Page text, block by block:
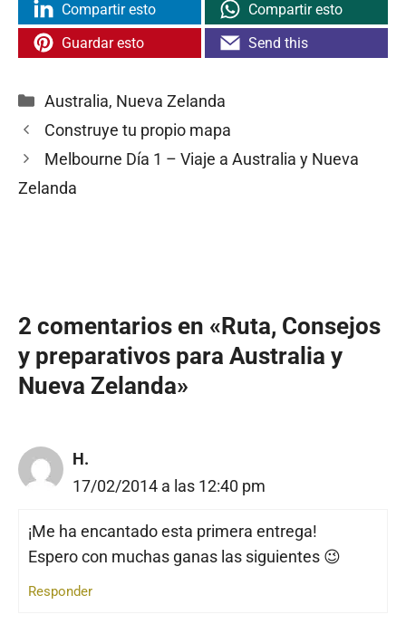
Compartir esto
Compartir esto
Guardar esto
Send this
Categorías
Australia, Nueva Zelanda
Construye tu propio mapa
Melbourne Día 1 – Viaje a Australia y Nueva
Zelanda
2 comentarios en «Ruta, Consejos
y preparativos para Australia y
Nueva Zelanda»
H.
17/02/2014 a las 12:40 pm
¡Me ha encantado esta primera entrega!
Espero con muchas ganas las siguientes 😉
Responder